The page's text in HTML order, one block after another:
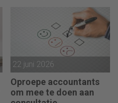
22 juni 2026
Oproepe accountants
om mee te doen aan